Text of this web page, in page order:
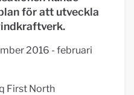
för att utveckla
2016 - februari
First North